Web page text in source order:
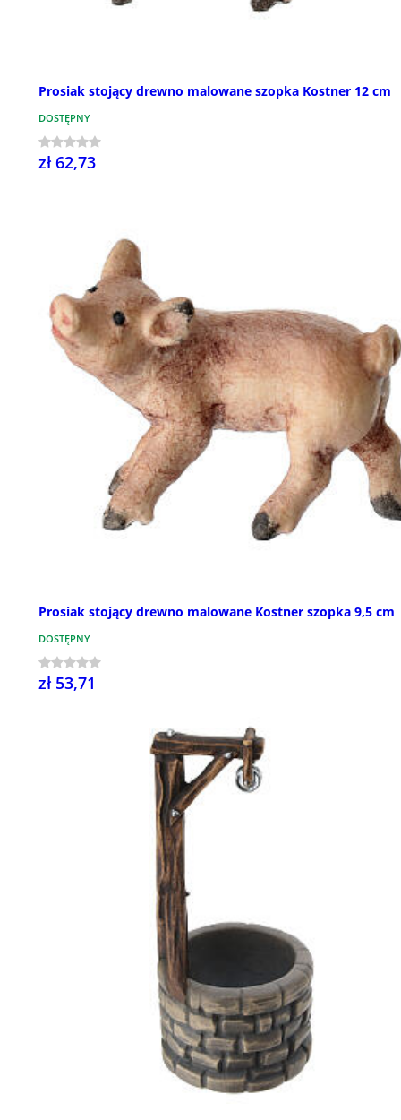
Prosiak stojący drewno malowane szopka Kostner 12 cm
DOSTĘPNY
zł 62,73
Prosiak stojący drewno malowane Kostner szopka 9,5 cm
DOSTĘPNY
zł 53,71